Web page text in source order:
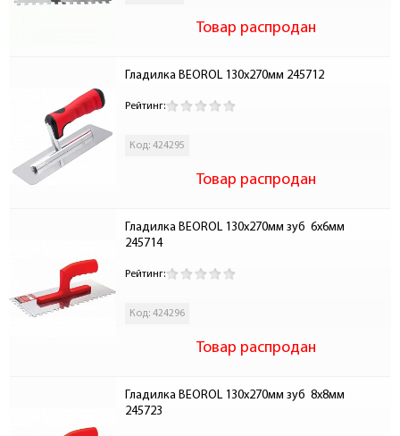
Товар распродан
Гладилка BEOROL 130х270мм 245712
Рейтинг:
Код: 424295
Товар распродан
Гладилка BEOROL 130х270мм зуб  6х6мм
245714
Рейтинг:
Код: 424296
Товар распродан
Гладилка BEOROL 130х270мм зуб  8х8мм
245723